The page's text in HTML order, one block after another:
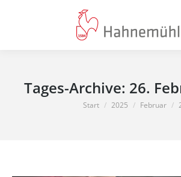
Tages-Archive: 26.
Sie befinden sich hier:
Start 2025 Februar